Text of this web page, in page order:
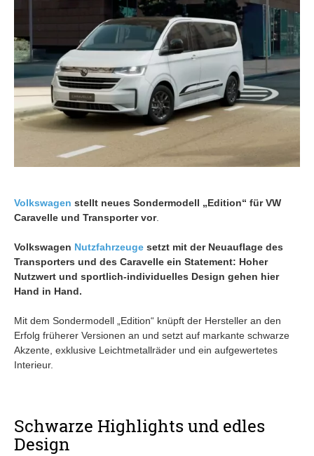
Volkswagen stellt neues Sondermodell „Edition“ für VW
Caravelle und Transporter vor.
Volkswagen Nutzfahrzeuge setzt mit der Neuauflage des
Transporters und des Caravelle ein Statement: Hoher
Nutzwert und sportlich-individuelles Design gehen hier
Hand in Hand.
Mit dem Sondermodell „Edition“ knüpft der Hersteller an den
Erfolg früherer Versionen an und setzt auf markante schwarze
Akzente, exklusive Leichtmetallräder und ein aufgewertetes
Interieur.
Schwarze Highlights und edles
Design